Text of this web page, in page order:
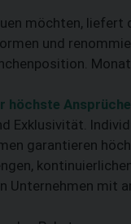
möchten, liefert
und
höchste Ansprüche
Exklusivität.
garantieren
Unternehmen mit